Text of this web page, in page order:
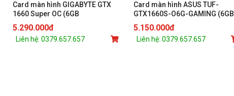
Card màn hình GIGABYTE GTX
1660 Super OC (6GB
GDDR6/192-bit/HDMI+DP)
5.290.000đ
Liên hệ: 0379.657.657
Card màn hình ASUS TUF-
GTX1660S-O6G-GAMING (6GB
GDDR6/192-bit/DVI+HDMI+DP)
5.150.000đ
Liên hệ: 0379.657.657